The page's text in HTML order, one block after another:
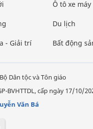
- Giải trí
Ô tô xe máy
Du lịch
Bất động
Dân tộc và Tôn giáo
BVHTTDL, cấp ngày 17/10/
Văn Bá